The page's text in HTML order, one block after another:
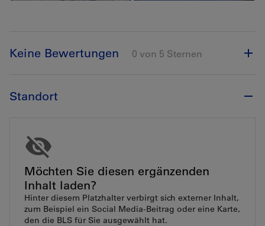
Keine Bewertungen 0 von 5 Sternen
Standort
Möchten Sie diesen ergänzenden
Inhalt laden?
Hinter diesem Platzhalter verbirgt sich externer Inhalt,
zum Beispiel ein Social Media-Beitrag oder eine Karte,
den die BLS für Sie ausgewählt hat.